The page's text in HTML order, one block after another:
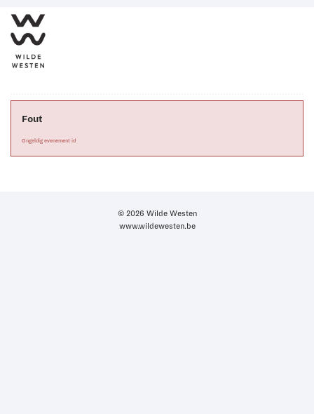
Fout
Ongeldig evenement id
© 2026 Wilde Westen
www.wildewesten.be